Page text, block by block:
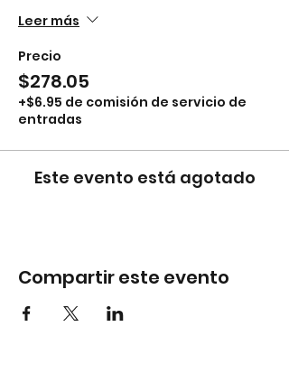
Leer más
Precio
$278.05
+$6.95 de comisión de servicio de
entradas
Este evento está agotado
Compartir este evento